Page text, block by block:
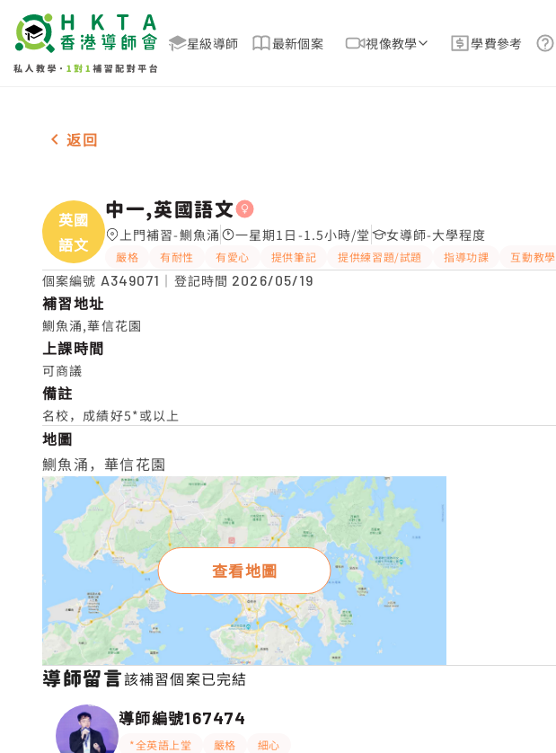
星級導師 最新個案 視像教學 學費參考
女-1名 中一,英國語文，鰂魚涌 補習推介
返回
英國
語文
中一,英國語文
上門補習-鰂魚涌 一星期1日-1.5小時/堂 女導師-大學程度
嚴格 有耐性 有愛心 提供筆記 提供練習題/試題 指導功課 互動教學
個案編號 A349071 ｜登記時間 2026/05/19
補習地址
鰂魚涌,華信花園
上課時間
可商議
備註
名校，成績好5*或以上
地圖
鰂魚涌，華信花園
查看地圖
導師留言該補習個案已完結
導師編號167474
*全英語上堂 嚴格 細心